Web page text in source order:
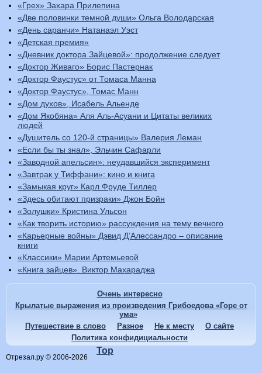
«Грех» Захара Прилепина
«Две половинки темной души» Ольга Володарская
«День саранчи» Натанаэл Уэст
«Детская премия»
«Дневник доктора Зайцевой»: продолжение следует
«Доктор Живаго» Борис Пастернак
«Доктор Фаустус» от Томаса Манна
«Доктор Фаустус», Томас Манн
«Дом духов», Исабель Альенде
«Дом Якобяна» Аля Аль-Асуани и Цитаты великих
людей
«Душитель со 120-й страницы» Валерия Леман
«Если бы ты знал», Эльчин Сафарли
«Заводной апельсин»: неудавшийся эксперимент
«Завтрак у Тиффани»: кино и книга
«Замыкая круг» Карл Фруде Тиллер
«Здесь обитают призраки» Джон Бойн
«Золушки» Кристина Ульсон
«Как творить историю» рассуждения на тему вечного
«Карьерные войны» Дэвид Д’Алессандро – описание
книги
«Классики» Марии Артемьевой
«Книга зайцев». Виктор Махараджа
Очень интересно
Крылатые выражения из произведения Грибоедова «Горе от
ума»
Путешествие в слово
Разное Не к месту
О сайте
Политика конфидициальности
Отрезал.ру © 2006-2026
Top